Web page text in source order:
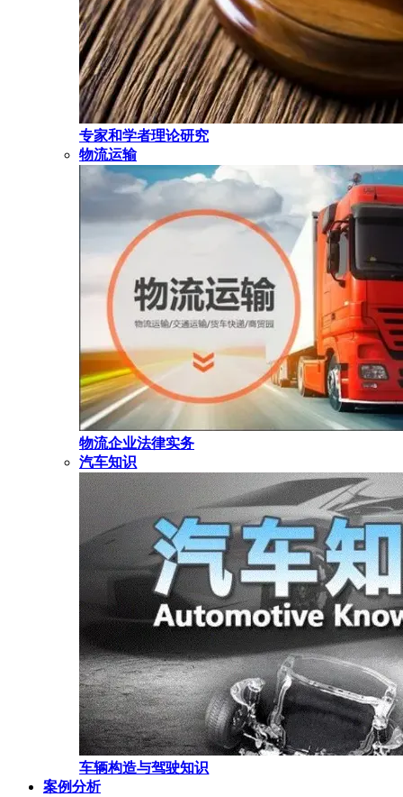
专家和学者理论研究
物流运输
物流企业法律实务
汽车知识
车辆构造与驾驶知识
案例分析